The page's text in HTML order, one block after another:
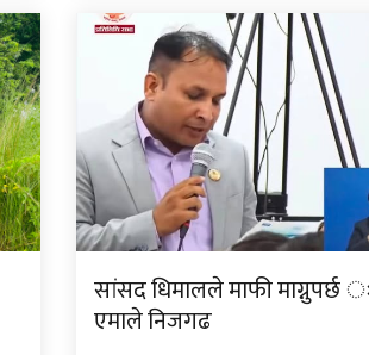
सांसद धिमालले माफी माग्नुपर्छ
एमाले निजगढ